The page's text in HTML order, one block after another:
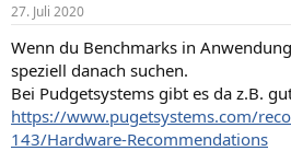
27. Juli 2020
Wenn du Benchmarks in
speziell danach suchen.
Bei Pudgetsystems gibt es da z.B.
https://www.pugetsystems.com/
143/Hardware-Recommendations